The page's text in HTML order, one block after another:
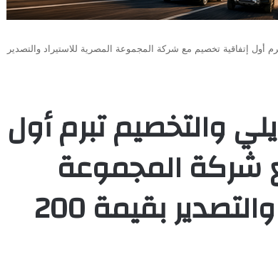
أول إتفاقية تخصيم مع شركة المجموعة المصرية للاستيراد والتصدير
والتخصيم تبرم أول
شركة المجموعة
المصرية للاستيراد والتصدير بقيمة 200